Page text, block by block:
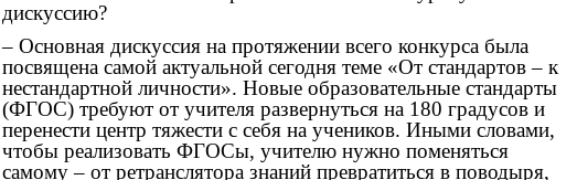
дискуссию?
– Основная дискуссия на протяжении всего конкурса была
посвящена самой актуальной сегодня теме «От стандартов – к
нестандартной личности». Новые образовательные стандарты
(ФГОС) требуют от учителя развернуться на 180 градусов и
перенести центр тяжести с себя на учеников. Иными словами,
чтобы реализовать ФГОСы, учителю нужно поменяться
самому – от ретранслятора знаний превратиться в поводыря,